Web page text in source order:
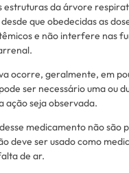
estruturas da árvore
que obedecidas as
e não interfere nas
ocorre, geralmente, em
ser necessário uma ou
ação seja observada.
medicamento não são
deve ser usado como
de ar.